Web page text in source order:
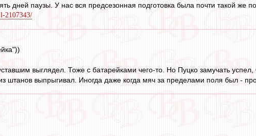
дней паузы. У нас вся предсезонная подготовка была почти такой же
2107343/
выглядел. Тоже с батарейками чего-то. Но Пуцко замучать
штанов выпрыгивал. Иногда даже когда мяч за пределами поля был -